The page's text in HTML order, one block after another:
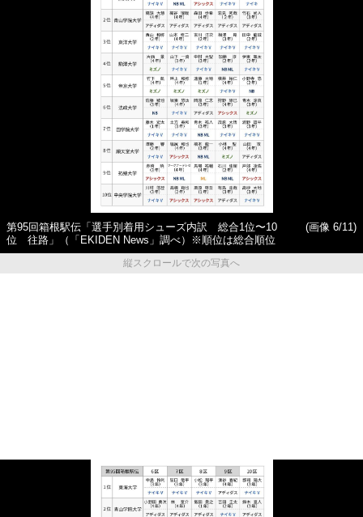
第95回箱根駅伝「選手別着用シューズ内訳 総合1位〜10
位 往路」（「EKIDEN News」調べ）※順位は総合順位
(画像 6/11)
縦スクロールで次の写真へ